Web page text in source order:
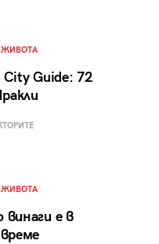
ЖИВОТА
City Guide: 72
ЖИВОТА
е в